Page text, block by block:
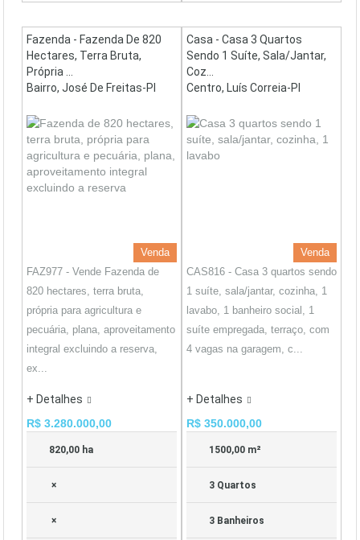
Fazenda - Fazenda De 820
Hectares, Terra Bruta,
Própria ...
Bairro, José De Freitas-PI
Venda
FAZ977 - Vende Fazenda de
820 hectares, terra bruta,
própria para agricultura e
pecuária, plana, aproveitamento
integral excluindo a reserva,
ex...
+ Detalhes
R$ 3.280.000,00
820,00 ha
×
×
Casa - Casa 3 Quartos
Sendo 1 Suíte, Sala/jantar,
Coz...
Centro, Luís Correia-PI
Venda
CAS816 - Casa 3 quartos sendo
1 suíte, sala/jantar, cozinha, 1
lavabo, 1 banheiro social, 1
suíte empregada, terraço, com
4 vagas na garagem, c...
+ Detalhes
R$ 350.000,00
1500,00 m²
3 Quartos
3 Banheiros